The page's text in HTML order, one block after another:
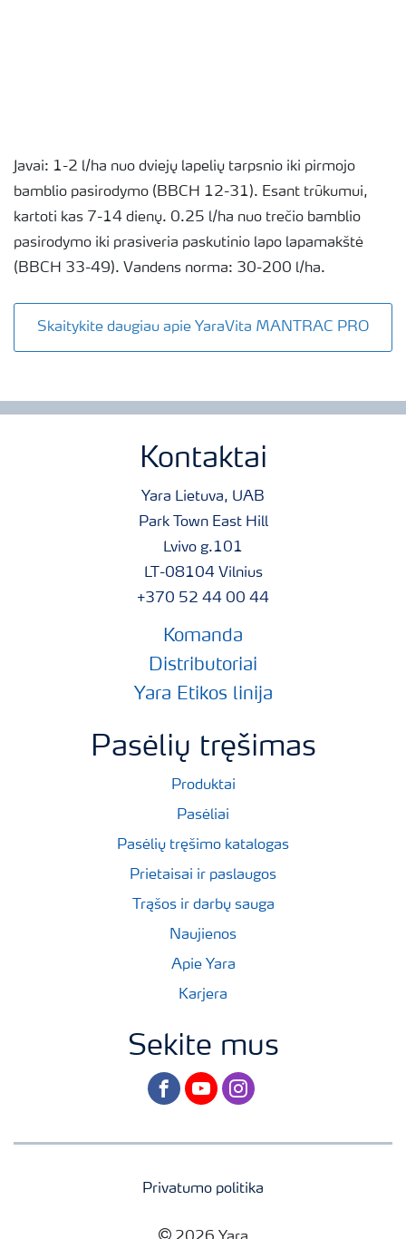
Javai: 1-2 l/ha nuo dviejų lapelių tarpsnio iki pirmojo
bamblio pasirodymo (BBCH 12-31). Esant trūkumui,
kartoti kas 7-14 dienų. 0.25 l/ha nuo trečio bamblio
pasirodymo iki prasiveria paskutinio lapo lapamakštė
(BBCH 33-49). Vandens norma: 30-200 l/ha.
Skaitykite daugiau apie YaraVita MANTRAC PRO
Kontaktai
Yara Lietuva, UAB
Park Town East Hill
Lvivo g.101
LT-08104 Vilnius
+370 52 44 00 44
Komanda
Distributoriai
Yara Etikos linija
Pasėlių tręšimas
Produktai
Pasėliai
Pasėlių tręšimo katalogas
Prietaisai ir paslaugos
Trąšos ir darbų sauga
Naujienos
Apie Yara
Karjera
Sekite mus
facebookyoutubeinstagram
Privatumo politika